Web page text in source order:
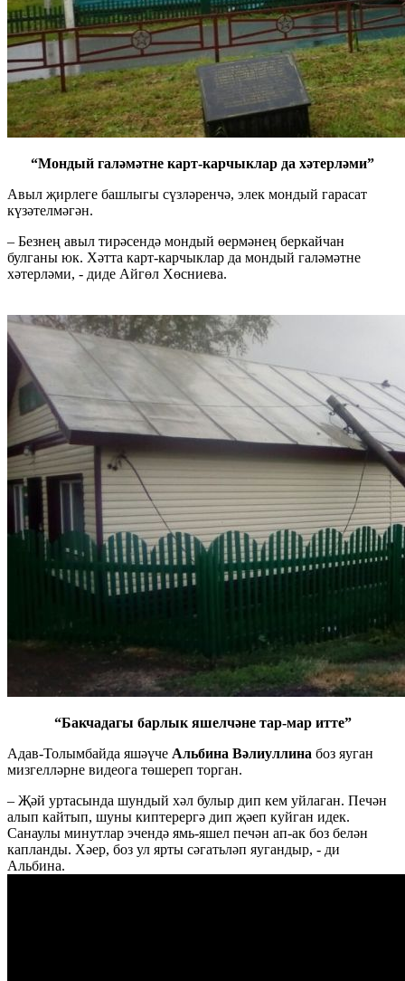
“Мондый галәмәтне карт-карчыклар да хәтерләми”
Авыл җирлеге башлыгы сүзләренчә, элек мондый гарасат
күзәтелмәгән.
– Безнең авыл тирәсендә мондый өермәнең беркайчан
булганы юк. Хәтта карт-карчыклар да мондый галәмәтне
хәтерләми, - диде Айгөл Хөсниева.
“Бакчадагы барлык яшелчәне тар-мар итте”
Адав-Толымбайда яшәүче Альбина Вәлиуллина боз яуган
мизгелләрне видеога төшереп торган.
– Җәй уртасында шундый хәл булыр дип кем уйлаган. Печән
алып кайтып, шуны киптерергә дип җәеп куйган идек.
Санаулы минутлар эчендә ямь-яшел печән ап-ак боз белән
капланды. Хәер, боз ул ярты сәгатьләп яугандыр, - ди
Альбина.